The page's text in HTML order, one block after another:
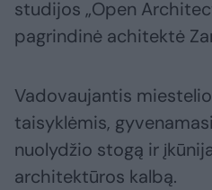
studijos „Open
pagrindinė achitektė
Vadovaujantis
taisyklėmis,
nuolydžio stogą ir
architektūros kalbą.